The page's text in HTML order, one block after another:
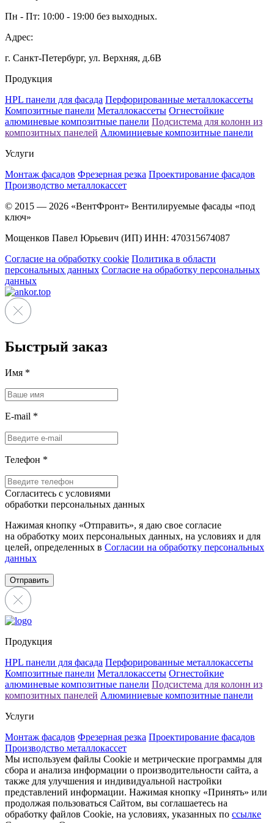
Пн - Пт: 10:00 - 19:00 без выходных.
Адрес:
г. Санкт-Петербург, ул. Верхняя, д.6B
Продукция
HPL панели для фасада Перфорированные металлокассеты
Композитные панели Металлокассеты Огнестойкие
алюминевые композитные панели Подсистема для колонн из
композитных панелей Алюминиевые композитные панели
Услуги
Монтаж фасадов Фрезерная резка Проектирование фасадов
Производство металлокассет
© 2015 — 2026 «ВентФронт» Вентилируемые фасады «под
ключ»
Мощенков Павел Юрьевич (ИП) ИНН: 470315674087
Согласие на обработку cookie Политика в области
персональных данных Согласие на обработку персональных
данных
Быстрый заказ
Имя *
E-mail *
Телефон *
Согласитесь с условиями
обработки персональных данных
Нажимая кнопку «Отправить», я даю свое согласие
на обработку моих персональных данных, на условиях и для
целей, определенных в Согласии на обработку персональных
данных
Отправить
Продукция
HPL панели для фасада Перфорированные металлокассеты
Композитные панели Металлокассеты Огнестойкие
алюминевые композитные панели Подсистема для колонн из
композитных панелей Алюминиевые композитные панели
Услуги
Монтаж фасадов Фрезерная резка Проектирование фасадов
Производство металлокассет
Мы используем файлы Cookie и метрические программы для
сбора и анализа информации о производительности сайта, а
также для улучшения и индивидуальной настройки
представлений информации. Нажимая кнопку «Принять» или
продолжая пользоваться Сайтом, вы соглашаетесь на
обработку файлов Cookie, на условиях, указанных по ссылке